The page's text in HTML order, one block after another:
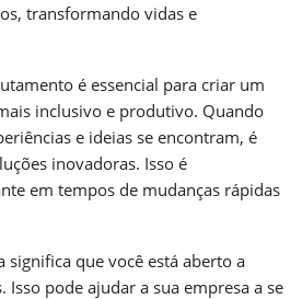
transformando vidas e
é essencial para criar um
inclusivo e produtivo. Quando
e ideias se encontram, é
inovadoras. Isso é
em tempos de mudanças rápidas
significa que você está aberto a
Isso pode ajudar a sua empresa a se